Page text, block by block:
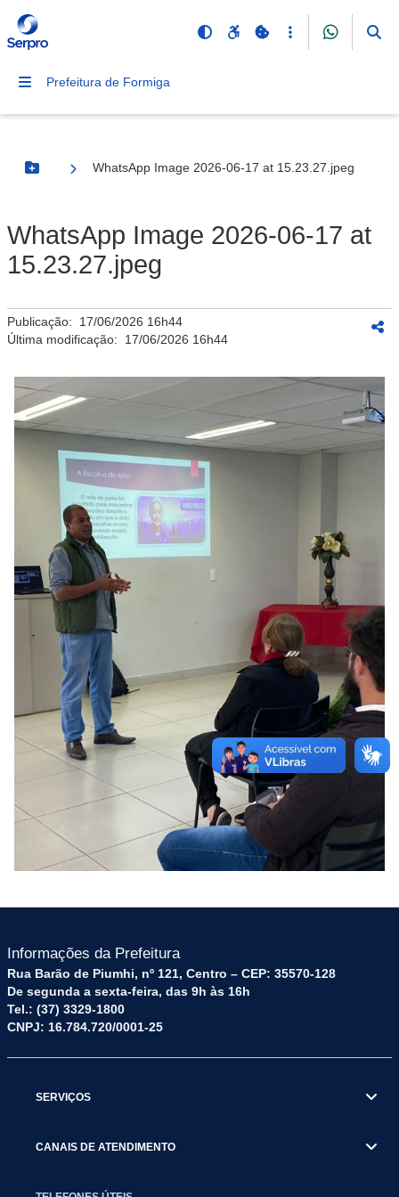
Prefeitura de Formiga
Botão Menu
WhatsApp Image 2026-06-17 at 15.23.27.jpeg
WhatsApp Image 2026-06-17 at
15.23.27.jpeg
Publicação: 17/06/2026 16h44
Última modificação: 17/06/2026 16h44
Informações da Prefeitura
Rua Barão de Piumhi, nº 121, Centro – CEP: 35570-128
De segunda a sexta-feira, das 9h às 16h
Tel.: (37) 3329-1800
CNPJ: 16.784.720/0001-25
SERVIÇOS
CANAIS DE ATENDIMENTO